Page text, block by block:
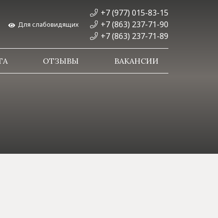
Для слабовидящих
+7 (977) 015-83-15
+7 (863) 237-71-90
+7 (863) 237-71-89
ОТЗЫВЫ ВАКАНСИИ